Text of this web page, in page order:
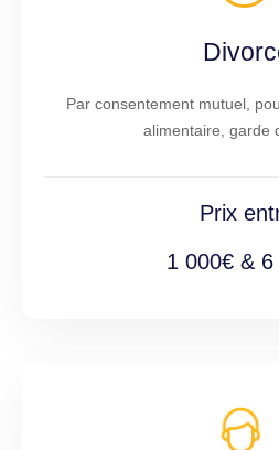
Par consentement mutuel,
alimentaire, garde
Prix
1 000€ & 6